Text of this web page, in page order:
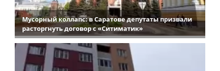
Мусорный коллапс: в Саратове депутаты призвали
расторгнуть договор с «Ситиматик»